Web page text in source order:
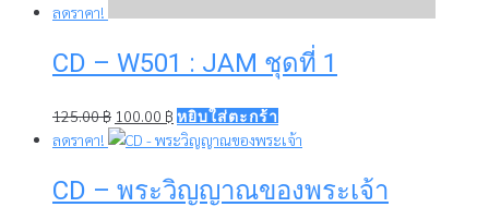
ลดราคา!
CD – W501 : JAM ชุดที่ 1
125.00฿ Original
price
125.00 ฿.
100.00 ฿ Current
price
100.00 ฿.
หยิบใส่ตะกร้า
ลดราคา!
CD – พระวิญญาณของพระเจ้า